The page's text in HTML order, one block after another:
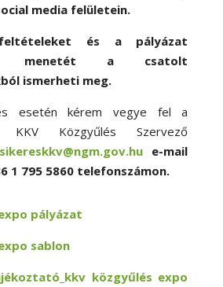
media felületein.
és a pályázat
menetét a csatolt
ismerheti meg.
esetén kérem vegye fel a
KKV Közgyűlés Szervező
sikereskkv@ngm.gov.hue-mail
1 795 5860 telefonszámon.
pályázat
sablon
közgyűlés expo